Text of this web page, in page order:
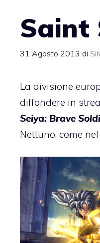
Saint
31 Agosto 2013 di
La divisione
diffondere in
Seiya: Brave
Nettuno, come